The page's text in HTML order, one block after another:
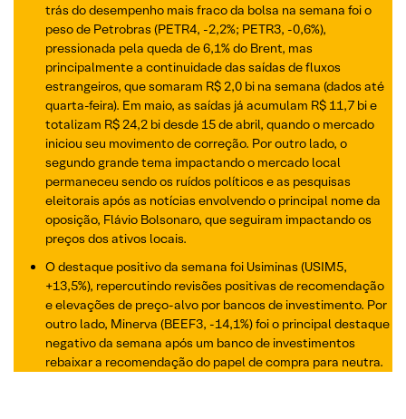
trás do desempenho mais fraco da bolsa na semana foi o
peso de Petrobras (PETR4, -2,2%; PETR3, -0,6%),
pressionada pela queda de 6,1% do Brent, mas
principalmente a continuidade das saídas de fluxos
estrangeiros, que somaram R$ 2,0 bi na semana (dados até
quarta-feira). Em maio, as saídas já acumulam R$ 11,7 bi e
totalizam R$ 24,2 bi desde 15 de abril, quando o mercado
iniciou seu movimento de correção. Por outro lado, o
segundo grande tema impactando o mercado local
permaneceu sendo os ruídos políticos e as pesquisas
eleitorais após as notícias envolvendo o principal nome da
oposição, Flávio Bolsonaro, que seguiram impactando os
preços dos ativos locais.
O destaque positivo da semana foi Usiminas (USIM5,
+13,5%), repercutindo revisões positivas de recomendação
e elevações de preço-alvo por bancos de investimento. Por
outro lado, Minerva (BEEF3, -14,1%) foi o principal destaque
negativo da semana após um banco de investimentos
rebaixar a recomendação do papel de compra para neutra.